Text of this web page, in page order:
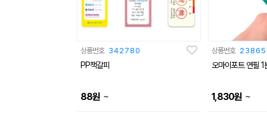
상품번호 342780
PP책갈피
88원 ~
상품번호
오마이포트 연필 1
1,830원 ~